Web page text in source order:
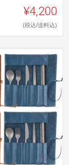
¥4,200
(税込/送料込)